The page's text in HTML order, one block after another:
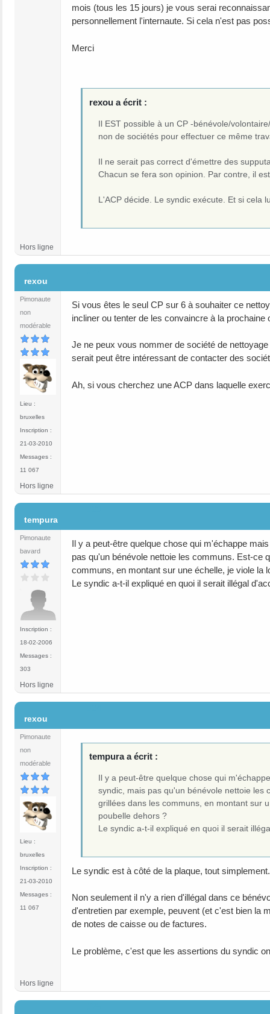
mois (tous les 15 jours) je vous serai
personnellement l'internaute. Si cela n'est pas
Merci
rexou a écrit :
Il EST possible à un CP -bénévole/
non de sociétés pour effectuer ce même
Il ne serait pas correct d'émettre des
Chacun se fera son opinion. Par contre, il
L'ACP décide. Le syndic exécute. Et si cela
Hors ligne
rexou
Pimonaute
non
modérable
Lieu :
bruxelles
Inscription :
21-03-2010
Messages :
11 067
Si vous êtes le seul CP sur 6 à souhaiter ce
incliner ou tenter de les convaincre à la prochaine
Je ne peux vous nommer de société de
serait peut être intéressant de contacter des
Ah, si vous cherchez une ACP dans laquelle
Hors ligne
tempura
Pimonaute
bavard
Inscription :
18-02-2006
Messages :
303
Il y a peut-être quelque chose qui m'échappe
pas qu'un bénévole nettoie les communs. Est-ce
communs, en montant sur une échelle, je viole la
Le syndic a-t-il expliqué en quoi il serait illégal
Hors ligne
rexou
Pimonaute
non
modérable
Lieu :
bruxelles
Inscription :
21-03-2010
Messages :
11 067
tempura a écrit :
Il y a peut-être quelque chose qui
syndic, mais pas qu'un bénévole nettoie les
grillées dans les communs, en montant sur
poubelle dehors ?
Le syndic a-t-il expliqué en quoi il serait
Le syndic est à côté de la plaque, tout simplement.
Non seulement il n'y a rien d'illégal dans ce
d'entretien par exemple, peuvent (et c'est bien la
de notes de caisse ou de factures.
Le problème, c'est que les assertions du syndic
Hors ligne